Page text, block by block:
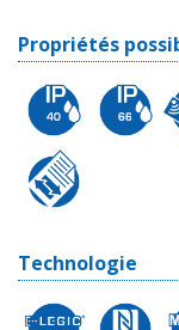
Propriétés
Technologie